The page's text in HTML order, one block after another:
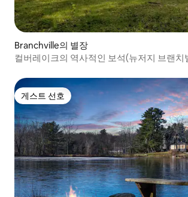
Branchville의 별장
컬버레이크의 역사적인 보석(뉴저지 브랜치
게스트 선호
게스트 선호